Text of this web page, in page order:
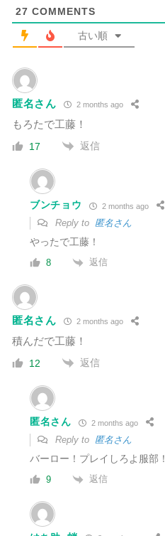
27 COMMENTS
古い順
匿名さん 2 months ago
もろたで工藤！
17 返信
ブンチョウ 2 months ago
Reply to 匿名さん
やったで工藤！
8 返信
匿名さん 2 months ago
積んだで工藤！
12 返信
匿名さん 2 months ago
Reply to 匿名さん
バーロー！プレイしろよ服部！
9 返信